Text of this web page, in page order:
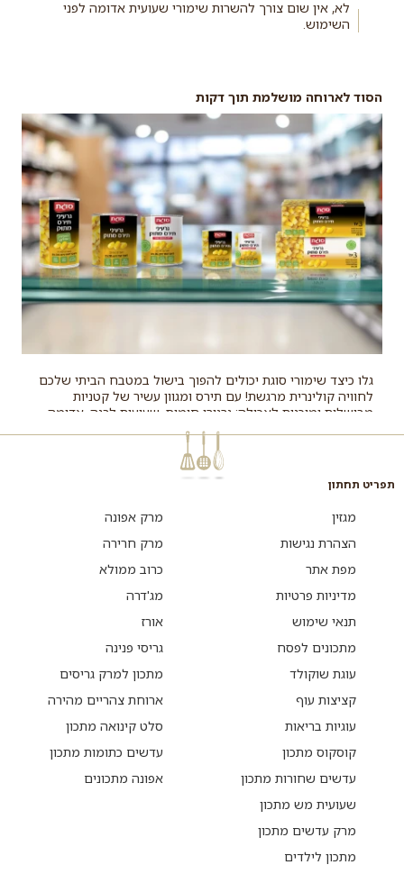
לא, אין שום צורך להשרות שימורי שעועית אדומה לפני
השימוש.
הסוד לארוחה מושלמת תוך דקות
גלו כיצד שימורי סוגת יכולים להפוך בישול במטבח הביתי שלכם
לחוויה קולינרית מרגשת! עם תירס ומגוון עשיר של קטניות
מבושלות ומוכנות לאכילה: גרגירי חומוס, שעועית לבנה, אדומה
ומנומרת ועדשים ירוקות, תוכלו ליצור מנות טעימות, מזינות
ומהירות הכנה. השימורים שלנו שאינם מכילים חוצרים משמרים
או צבעי מאכל, מביאים איתם את הטוב שבטבע ישירות לצלחת
שלכם. בין אם אתם מכינים סלט רענן, תבשיל מחמם או נשנוש
קליל, שימורי סוגת הם המרכיב הסודי שיעשה את ההבדל.
תפריט תחתון
מגזין
הצהרת נגישות
מפת אתר
מדיניות פרטיות
תנאי שימוש
מתכונים לפסח
עוגת שוקולד
קציצות עוף
עוגיות בריאות
קוסקוס מתכון
עדשים שחורות מתכון
שעועית מש מתכון
מרק עדשים מתכון
מתכון לילדים
מרק אפונה
מרק חרירה
כרוב ממולא
מג'דרה
אורז
גריסי פנינה
מתכון למרק גריסים
ארוחת צהריים מהירה
סלט קינואה מתכון
עדשים כתומות מתכון
אפונה מתכונים